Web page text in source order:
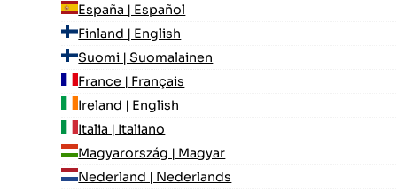
España | Español
Finland | English
Suomi | Suomalainen
France | Français
Ireland | English
Italia | Italiano
Magyarország | Magyar
Nederland | Nederlands